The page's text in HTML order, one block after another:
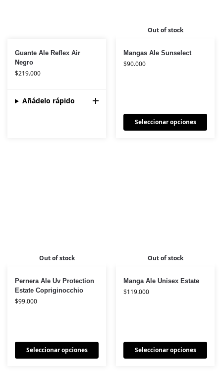
Guante Ale Reflex Air
Negro
$219.000
Añádelo rápido
Out of stock
Mangas Ale Sunselect
$90.000
Seleccionar opciones
Out of stock
Pernera Ale Uv Protection
Estate Copriginocchio
$99.000
Seleccionar opciones
Out of stock
Manga Ale Unisex Estate
$119.000
Seleccionar opciones